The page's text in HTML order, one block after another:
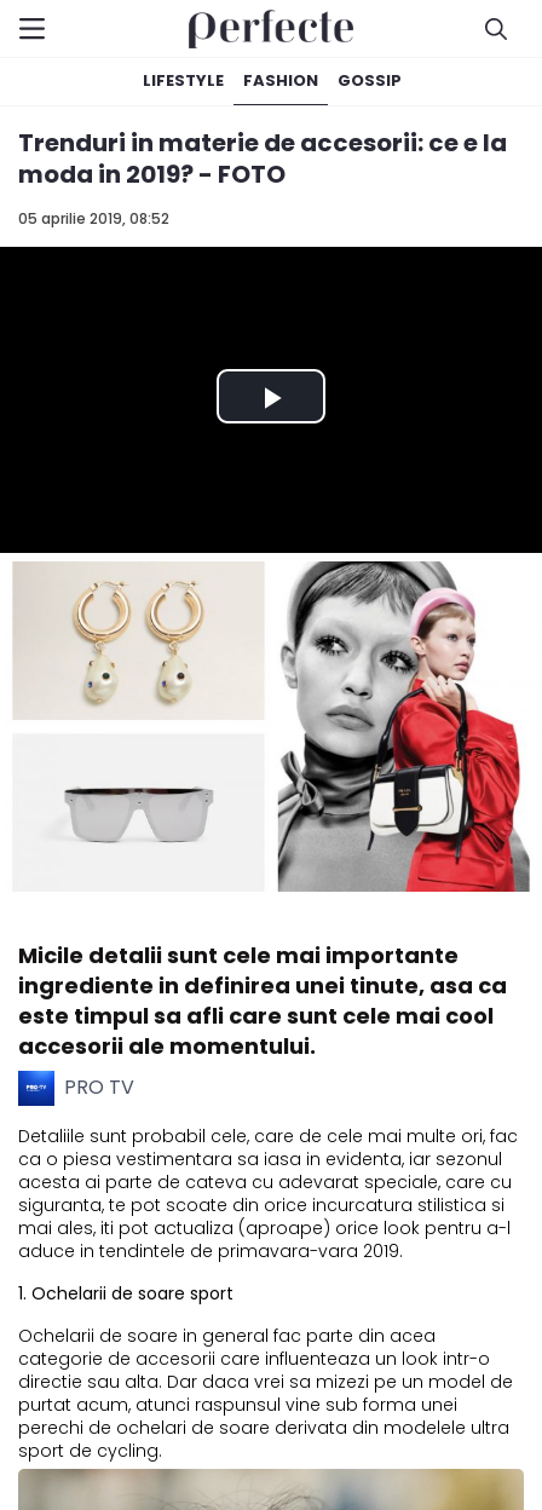
LIFESTYLE FASHION GOSSIP
05 aprilie 2019, 08:52
Trenduri in materie de accesorii: ce e la
moda in 2019? - FOTO
Micile detalii sunt cele mai importante
ingrediente in definirea unei tinute, asa ca
este timpul sa afli care sunt cele mai cool
accesorii ale momentului.
PRO TV
Detaliile sunt probabil cele, care de cele mai multe ori, fac
ca o piesa vestimentara sa iasa in evidenta, iar sezonul
acesta ai parte de cateva cu adevarat speciale, care cu
siguranta, te pot scoate din orice incurcatura stilistica si
mai ales, iti pot actualiza (aproape) orice look pentru a-l
aduce in tendintele de primavara-vara 2019.
1. Ochelarii de soare sport
Ochelarii de soare in general fac parte din acea
categorie de accesorii care influenteaza un look intr-o
directie sau alta. Dar daca vrei sa mizezi pe un model de
purtat acum, atunci raspunsul vine sub forma unei
perechi de ochelari de soare derivata din modelele ultra
sport de cycling.